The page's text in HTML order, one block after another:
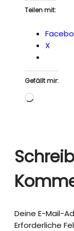
Teilen mit:
X
Gefällt mir:
Wird
Deine E-Mail-
Erforderliche